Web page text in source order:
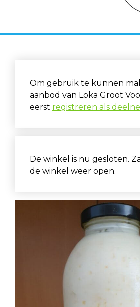
Om gebruik te kunnen
aanbod van Loka Groot
eerst registreren als
De winkel is nu gesloten.
de winkel weer open.